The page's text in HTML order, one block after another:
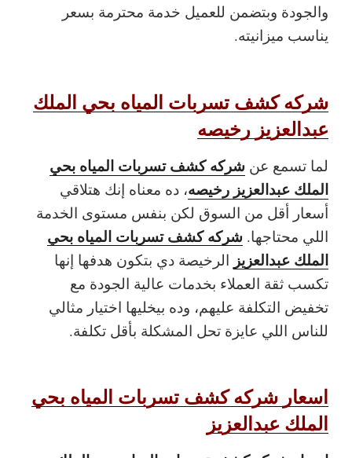
والجودة وبتضمن للعميل خدمة محترمة بسعر
يناسب ميزانيته.
شركه كشف تسربات المياه بحي الملك
عبدالعزيز رخيصه
لما تسمع عن شركه كشف تسربات المياه بحي
الملك عبدالعزيز رخيصه، ده معناه إنك هتلاقي
أسعار أقل من السوق لكن بنفس مستوى الخدمة
اللي محتاجها. شركه كشف تسربات المياه بحي
الملك عبدالعزيز الرخيصة دي بتكون هدفها إنها
تكسب ثقة العملاء بخدمات عالية الجودة مع
تخفيض التكلفة عليهم، وده بيخليها اختيار مثالي
للناس اللي عايزة تحل المشكلة بأقل تكلفة.
اسعار شركه كشف تسربات المياه بحي
الملك عبدالعزيز